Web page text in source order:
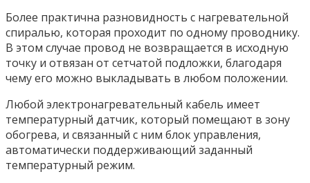
Более практична разновидность с нагревательной
спиралью, которая проходит по одному проводнику.
В этом случае провод не возвращается в исходную
точку и отвязан от сетчатой подложки, благодаря
чему его можно выкладывать в любом положении.
Любой электронагревательный кабель имеет
температурный датчик, который помещают в зону
обогрева, и связанный с ним блок управления,
автоматически поддерживающий заданный
температурный режим.